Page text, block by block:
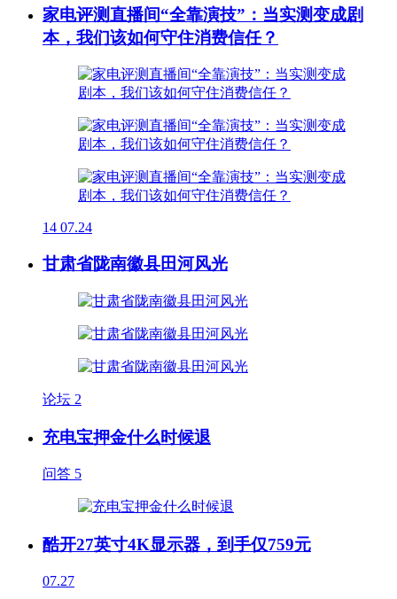
家电评测直播间“全靠演技”：当实测变成剧
本，我们该如何守住消费信任？
14 07.24
甘肃省陇南徽县田河风光
论坛 2
充电宝押金什么时候退
问答 5
酷开27英寸4K显示器，到手仅759元
07.27